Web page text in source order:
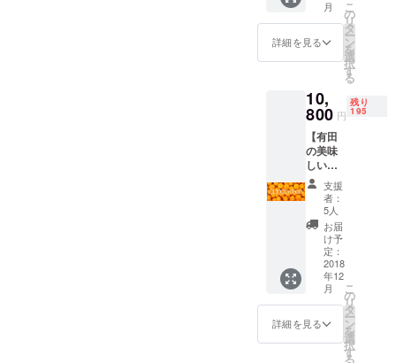
ますか
別途お
買い求
他に必
要な費
用はあ
ります
か 現地
までの
交通費
（最寄
り駅：
JR初島
駅）、
渡船代
（2000
円）が
のデザ
刺繍を
施して
「自分
の好き
なもの
を、好
きと誇
れるよ
うに
なって
欲し
い」と
いう思
いで
様々な
服飾の
アイテ
開して
おりま
ん^^ 日
時：
2019年
1月27日
場所：
東京で
す。
神保町
駅、竹
橋駅付
近の会
場 食事
など：
お食事
と、ド
リンク
（２ド
リン
ク）を
提供し
ます 内
ていま
す。背
中側は
無地で
す。 ネ
の記事
にイエ
ローの
ロゴが
入って
いま
す。 シ
ンプル
なデザ
インな
ので使
いやす
く野外
で便
利。 も
ちろん
風は通
月
詳細を見る
こ
の
リ
タ
ー
ン
を
選
択
す
る
10,
800 円
残り
195
【有田
の美味
しいみ
かん
10kg
分】 み
かんが
有名な
有田市
のブラ
ンドみ
かん
「有田
みか
ん：
10kg
支援
者：
5人
お届
け予
定：
2018
年12
月
詳細を見る
こ
の
リ
タ
ー
ン
を
選
択
す
る